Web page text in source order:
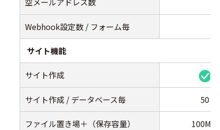
Webhook設定数 / フォーム毎
サイト機能
サイト作成
サイト作成 / データベース毎 50
ファイル置き場＋（保存容量） 100MB